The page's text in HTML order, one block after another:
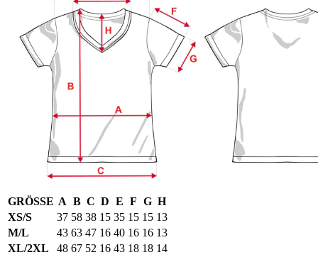
GRÖSSE A B C D E F G H
XS/S
37 58 38 15 35 15 15 13
M/L
43 63 47 16 40 16 16 13
XL/2XL
48 67 52 16 43 18 18 14